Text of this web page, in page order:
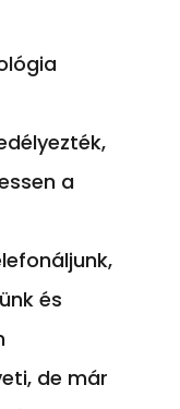
a
és
de már